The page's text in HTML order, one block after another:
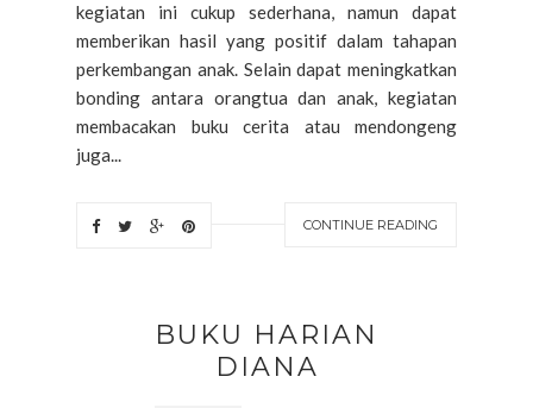
kegiatan ini cukup sederhana, namun dapat
memberikan hasil yang positif dalam tahapan
perkembangan anak. Selain dapat meningkatkan
bonding antara orangtua dan anak, kegiatan
membacakan buku cerita atau mendongeng
juga...
CONTINUE READING
BUKU HARIAN
DIANA